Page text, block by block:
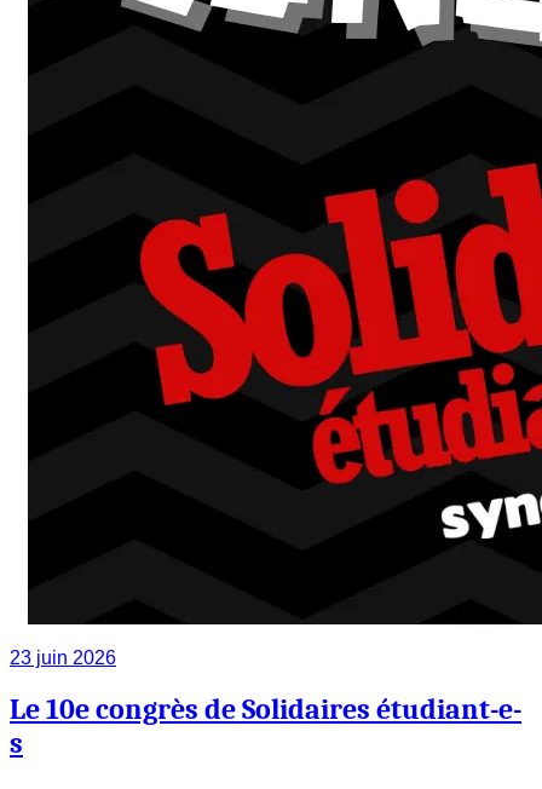
23 juin 2026
Le 10e congrès de Solidaires étudiant-e-
s